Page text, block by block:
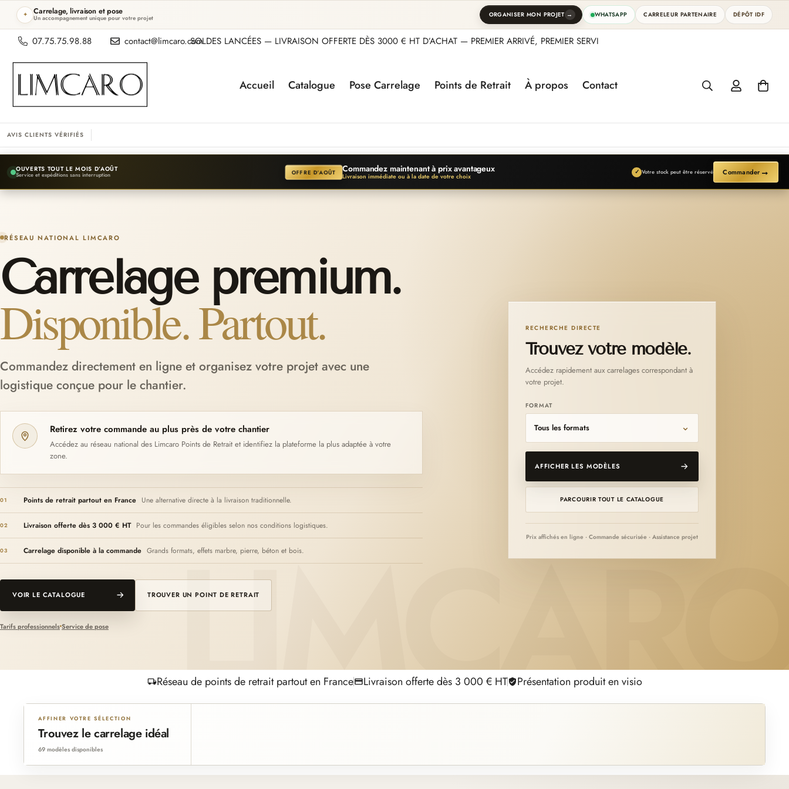
✦ Carrelage, livraison et pose
Un accompagnement unique pour votre projet ORGANISER MON PROJET → WHATSAPP CARRELEUR PARTENAIRE DÉPÔT IDF
07.75.75.98.88 contact@limcaro.comSOLDES LANCÉES — LIVRAISON OFFERTE DÈS 3000 € HT D’ACHAT — PREMIER ARRIVÉ, PREMIER SERVI
Accueil Catalogue Pose Carrelage Points de Retrait À propos Contact
AVIS CLIENTS VÉRIFIÉS
OUVERTS TOUT LE MOIS D’AOÛT
Service et expéditions sans interruption OFFRE D’AOÛT Commandez maintenant à prix avantageux
Livraison immédiate ou à la date de votre choix
✓ Votre stock peut être réservé Commander →
RÉSEAU NATIONAL LIMCARO
Carrelage premium.
Disponible. Partout.
Commandez directement en ligne et organisez votre projet avec une
logistique conçue pour le chantier.
Retirez votre commande au plus près de votre chantier
Accédez au réseau national des Limcaro Points de Retrait et identifiez la plateforme la plus adaptée à votre
zone.
01 Points de retrait partout en France Une alternative directe à la livraison traditionnelle.
02 Livraison offerte dès 3 000 € HT Pour les commandes éligibles selon nos conditions logistiques.
03 Carrelage disponible à la commande Grands formats, effets marbre, pierre, béton et bois.
VOIR LE CATALOGUE TROUVER UN POINT DE RETRAIT
Tarifs professionnelsService de pose
RECHERCHE DIRECTE
Trouvez votre modèle.
Accédez rapidement aux carrelages correspondant à
votre projet.
FORMAT
AFFICHER LES MODÈLES
PARCOURIR TOUT LE CATALOGUE
Prix affichés en ligne · Commande sécurisée · Assistance projet
Réseau de points de retrait partout en France Livraison offerte dès 3 000 € HT Présentation produit en visio
AFFINER VOTRE SÉLECTION
Trouvez le carrelage idéal
69 modèles disponibles